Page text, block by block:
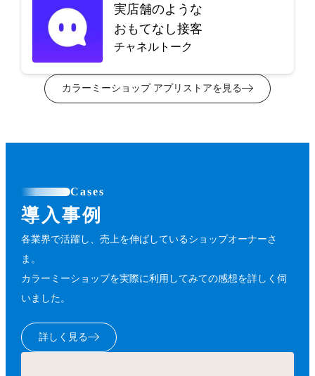
実店舗のような
おもてなし接客
チャネルトーク
カラーミーショップ アプリストアを見る
Cases
導入事例
各業界で活躍し、売上を伸ばしているショップオーナーさ
ま。
カラーミーショップを実際に利用してみての感想を詳しく伺
いました。
詳しく見る